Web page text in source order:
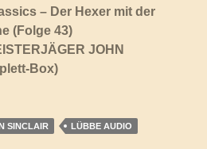
– Der Hexer mit der
(Folge 43)
JOHN
Box)
SINCLAIR LÜBBE AUDIO